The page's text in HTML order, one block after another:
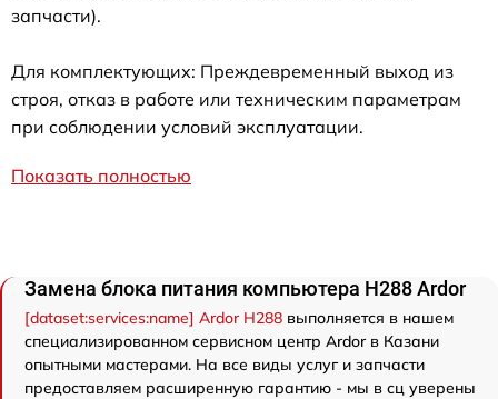
запчасти).
Для комплектующих: Преждевременный выход из
строя, отказ в работе или техническим параметрам
при соблюдении условий эксплуатации.
Показать полностью
Замена блока питания компьютера H288 Ardor
[dataset:services:name] Ardor H288 выполняется в нашем
специализированном сервисном центр Ardor в Казани
опытными мастерами. На все виды услуг и запчасти
предоставляем расширенную гарантию - мы в сц уверены